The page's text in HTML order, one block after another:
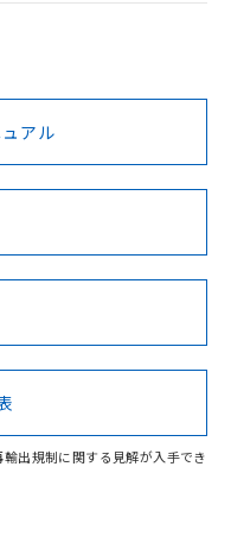
録
前に、以下を必ずお読
Cd Cr(VI)
があります。
アル
出規制に関する見解が入手でき